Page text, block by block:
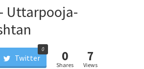
Uttarpooja-
Twitter
0 0
Shares
7
Views